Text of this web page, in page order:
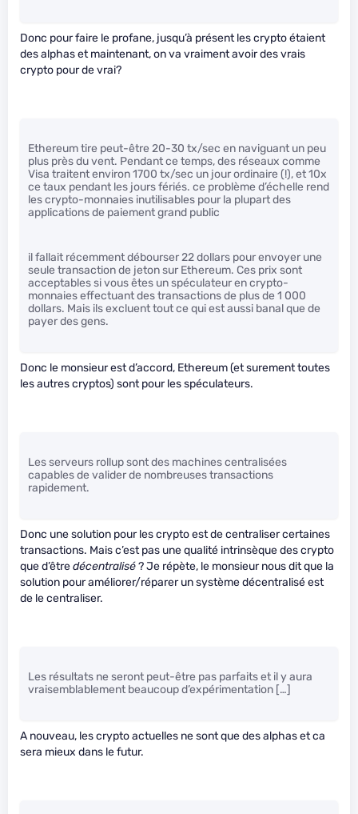
Donc pour faire le profane, jusqu’à présent les crypto étaient
des alphas et maintenant, on va vraiment avoir des vrais
crypto pour de vrai?
Ethereum tire peut-être 20-30 tx/sec en naviguant un peu
plus près du vent. Pendant ce temps, des réseaux comme
Visa traitent environ 1700 tx/sec un jour ordinaire (!), et 10x
ce taux pendant les jours fériés. ce problème d’échelle rend
les crypto-monnaies inutilisables pour la plupart des
applications de paiement grand public
il fallait récemment débourser 22 dollars pour envoyer une
seule transaction de jeton sur Ethereum. Ces prix sont
acceptables si vous êtes un spéculateur en crypto-
monnaies effectuant des transactions de plus de 1 000
dollars. Mais ils excluent tout ce qui est aussi banal que de
payer des gens.
Donc le monsieur est d’accord, Ethereum (et surement toutes
les autres cryptos) sont pour les spéculateurs.
Les serveurs rollup sont des machines centralisées
capables de valider de nombreuses transactions
rapidement.
Donc une solution pour les crypto est de centraliser certaines
transactions. Mais c’est pas une qualité intrinsèque des crypto
que d’êtredécentralisé? Je répète, le monsieur nous dit que la
solution pour améliorer/réparer un système décentralisé est
de le centraliser.
Les résultats ne seront peut-être pas parfaits et il y aura
vraisemblablement beaucoup d’expérimentation […]
A nouveau, les crypto actuelles ne sont que des alphas et ca
sera mieux dans le futur.